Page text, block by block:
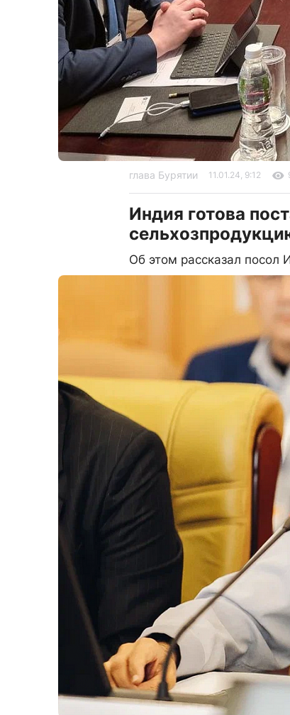
глава Бурятии 11.01.24, 9:12
Индия готова
Об этом рассказал посол